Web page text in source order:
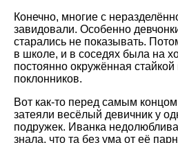
Конечно, многие с
завидовали. Особенно
старались не показывать.
в школе, и в соседях была на
постоянно окружённая
поклонников.
Вот как-то перед самым
затеяли весёлый девичник у
подружек. Иванка
знала, что та без ума от её